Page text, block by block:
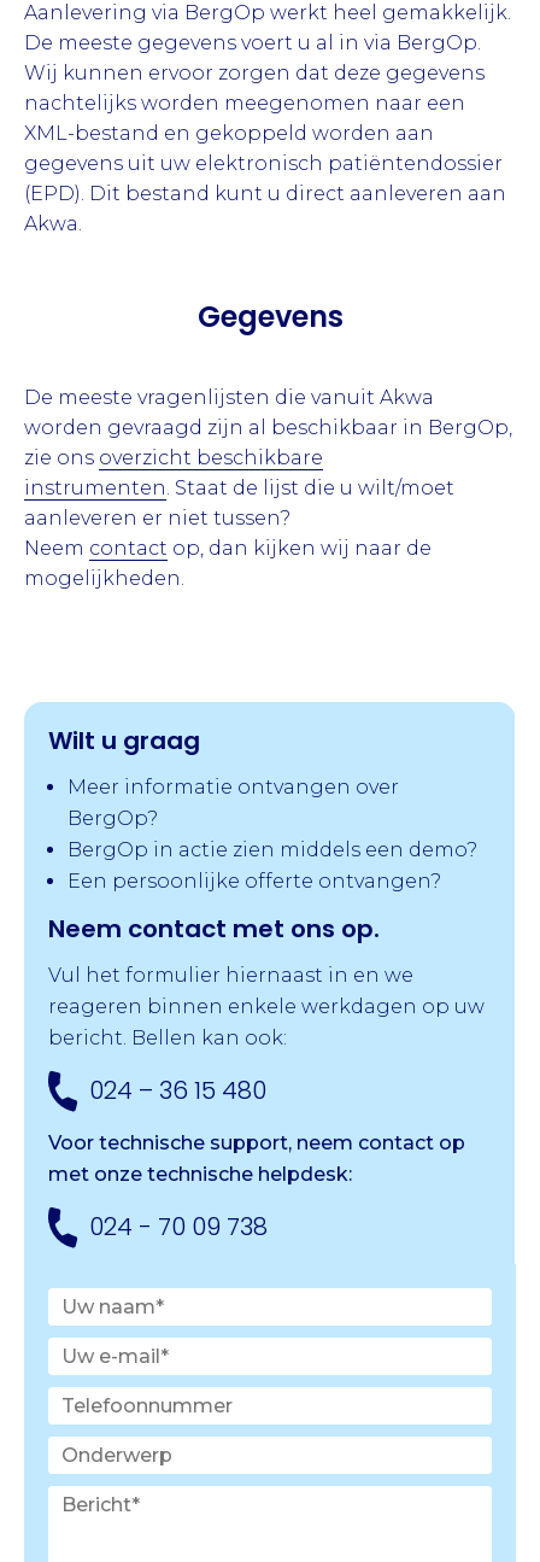
Aanlevering via BergOp werkt heel gemakkelijk.
De meeste gegevens voert u al in via BergOp.
Wij kunnen ervoor zorgen dat deze gegevens
nachtelijks worden meegenomen naar een
XML-bestand en gekoppeld worden aan
gegevens uit uw elektronisch patiëntendossier
(EPD). Dit bestand kunt u direct aanleveren aan
Akwa.
Gegevens
De meeste vragenlijsten die vanuit Akwa
worden gevraagd zijn al beschikbaar in BergOp,
zie ons overzicht beschikbare
instrumenten. Staat de lijst die u wilt/moet
aanleveren er niet tussen?
Neem contact op, dan kijken wij naar de
mogelijkheden.
Wilt u graag
Meer informatie ontvangen over
BergOp?
BergOp in actie zien middels een demo?
Een persoonlijke offerte ontvangen?
Neem contact met ons op.
Vul het formulier hiernaast in en we
reageren binnen enkele werkdagen op uw
bericht. Bellen kan ook:
024 – 36 15 480
Voor technische support, neem contact op
met onze technische helpdesk:
024 - 70 09 738